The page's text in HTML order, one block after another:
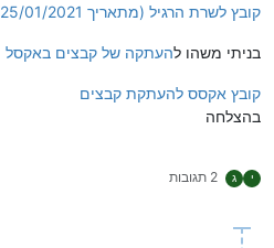
קובץ לשרת הרגיל (מתאריך 25/01/2021)
בניתי משהו להעתקה של קבצים באקסל
קובץ אקסס להעתקת קבצים
בהצלחה
י ג 2 תגובות